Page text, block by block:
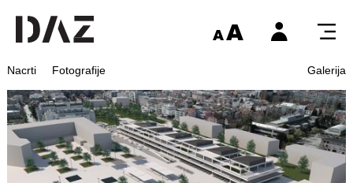
Nacrti Fotografije Galerija